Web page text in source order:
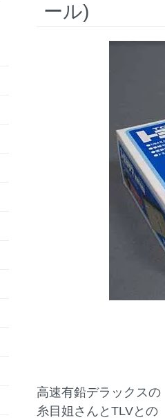
ール)
高速有鉛デラックスの
糸目姐さんとTLVとの